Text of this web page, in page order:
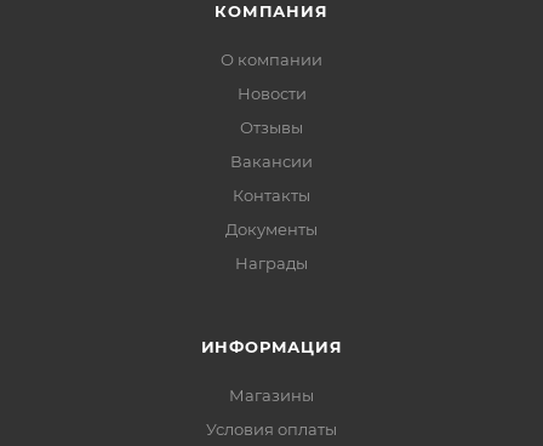
КОМПАНИЯ
О компании
Новости
Отзывы
Вакансии
Контакты
Документы
Награды
ИНФОРМАЦИЯ
Магазины
Условия оплаты